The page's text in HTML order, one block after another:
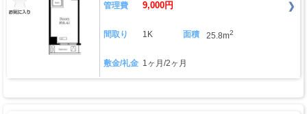
管理費 9,000円
間取り 1K 面積 25.8m2
敷金/礼金 1ヶ月/2ヶ月